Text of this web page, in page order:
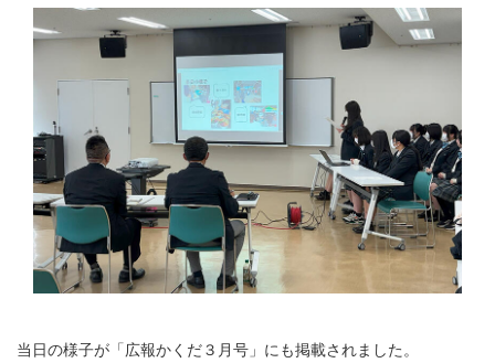
当日の様子が「広報かくだ３月号」にも掲載されました。